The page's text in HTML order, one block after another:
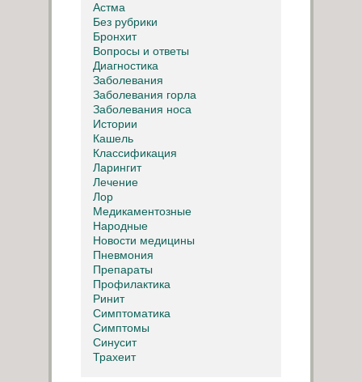
Астма
Без рубрики
Бронхит
Вопросы и ответы
Диагностика
Заболевания
Заболевания горла
Заболевания носа
Истории
Кашель
Классификация
Ларингит
Лечение
Лор
Медикаментозные
Народные
Новости медицины
Пневмония
Препараты
Профилактика
Ринит
Симптоматика
Симптомы
Синусит
Трахеит